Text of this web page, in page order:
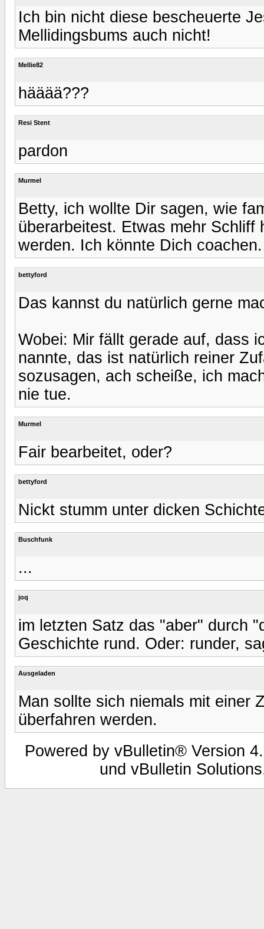
Ich bin nicht diese bescheuerte
Mellidingsbums auch nicht!
Mellie82
hääää???
Resi Stent
pardon
Murmel
Betty, ich wollte Dir sagen, wie
überarbeitest. Etwas mehr
werden. Ich könnte Dich coachen.
bettyford
Das kannst du natürlich gerne
Wobei: Mir fällt gerade auf, dass
nannte, das ist natürlich reiner
sozusagen, ach scheiße, ich
nie tue.
Murmel
Fair bearbeitet, oder?
bettyford
Nickt stumm unter dicken
Buschfunk
...
joq
im letzten Satz das "aber" durch
Geschichte rund. Oder: runder,
Ausgeladen
Man sollte sich niemals mit einer
überfahren werden.
Powered by vBulletin® Version
und vBulletin